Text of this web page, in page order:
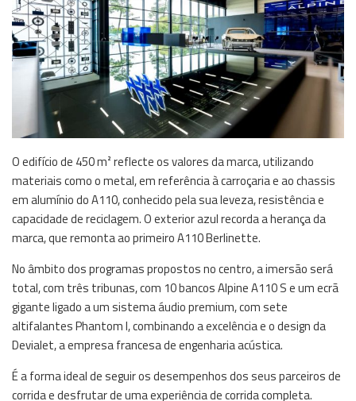
O edifício de 450 m² reflecte os valores da marca, utilizando
materiais como o metal, em referência à carroçaria e ao chassis
em alumínio do A110, conhecido pela sua leveza, resistência e
capacidade de reciclagem. O exterior azul recorda a herança da
marca, que remonta ao primeiro A110 Berlinette.
No âmbito dos programas propostos no centro, a imersão será
total, com três tribunas, com 10 bancos Alpine A110 S e um ecrã
gigante ligado a um sistema áudio premium, com sete
altifalantes Phantom I, combinando a excelência e o design da
Devialet, a empresa francesa de engenharia acústica.
É a forma ideal de seguir os desempenhos dos seus parceiros de
corrida e desfrutar de uma experiência de corrida completa.